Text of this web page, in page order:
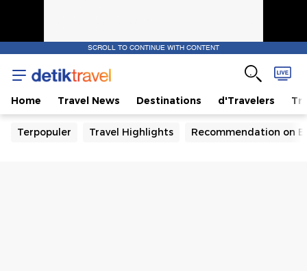
SCROLL TO CONTINUE WITH CONTENT
Home Travel News Destinations d'Travelers
Terpopuler Travel Highlights Recommendation on